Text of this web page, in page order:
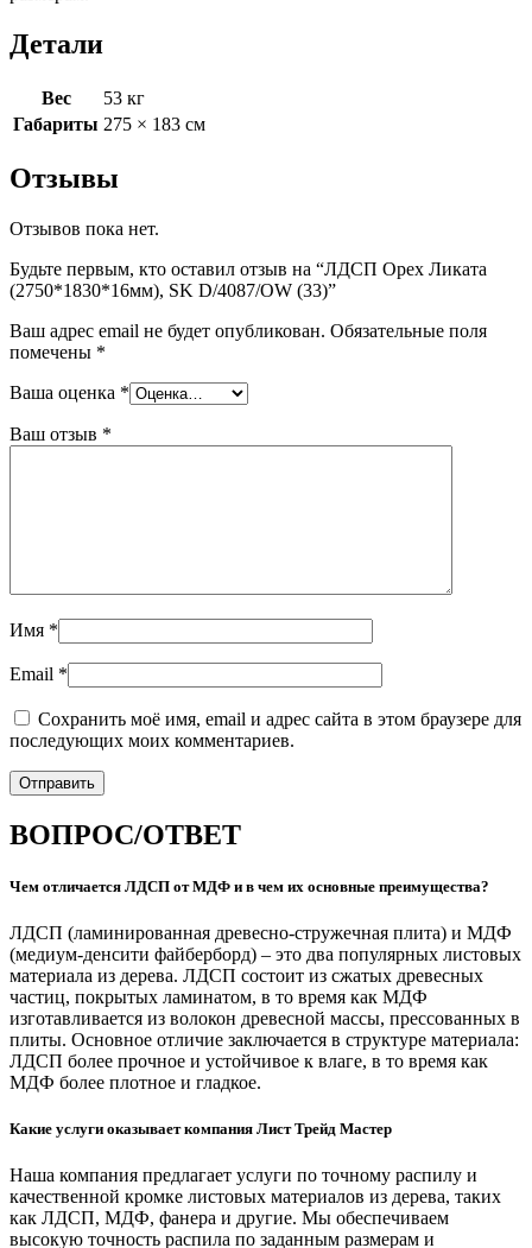
Детали
Вес
53 кг
Габариты 275 × 183 см
Отзывы
Отзывов пока нет.
Будьте первым, кто оставил отзыв на “ЛДСП Орех Ликата
(2750*1830*16мм), SK D/4087/OW (33)”
Ваш адрес email не будет опубликован. Обязательные поля
помечены *
Ваша оценка *
Ваш отзыв *
Имя *
Email *
Сохранить моё имя, email и адрес сайта в этом браузере для
последующих моих комментариев.
ВОПРОС/ОТВЕТ
Чем отличается ЛДСП от МДФ и в чем их основные преимущества?
ЛДСП (ламинированная древесно-стружечная плита) и МДФ
(медиум-денсити файберборд) – это два популярных листовых
материала из дерева. ЛДСП состоит из сжатых древесных
частиц, покрытых ламинатом, в то время как МДФ
изготавливается из волокон древесной массы, прессованных в
плиты. Основное отличие заключается в структуре материала:
ЛДСП более прочное и устойчивое к влаге, в то время как
МДФ более плотное и гладкое.
Какие услуги оказывает компания Лист Трейд Мастер
Наша компания предлагает услуги по точному распилу и
качественной кромке листовых материалов из дерева, таких
как ЛДСП, МДФ, фанера и другие. Мы обеспечиваем
высокую точность распила по заданным размерам и